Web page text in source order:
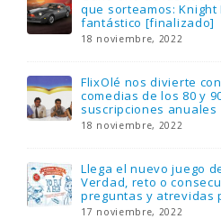
que sorteamos: Knight
fantástico [finalizado]
18 noviembre, 2022
FlixOlé nos divierte
comedias de los 80 y
suscripciones anuales
18 noviembre, 2022
Llega el nuevo juego
Verdad, reto o
preguntas y atrevidas
17 noviembre, 2022